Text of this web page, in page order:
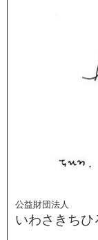
公益財団法人
いわさきち